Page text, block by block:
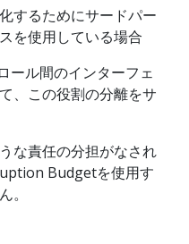
するためにサードパー
を使用している場合
ル間のインターフェ
、この役割の分離をサ
な責任の分担がなされ
Budgetを使用す
。